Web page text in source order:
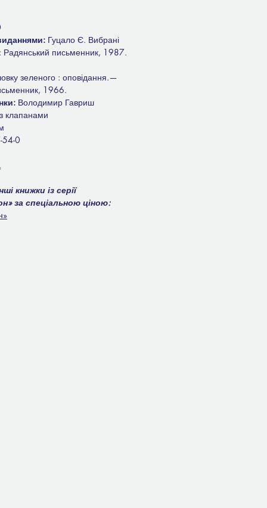
Гуцало Є. Вибрані
Радянський письменник, 1987.
зеленого : оповідання.—
1966.
Володимир Гавриш
клапанами
0
книжки із серії
за спеціальною ціною: